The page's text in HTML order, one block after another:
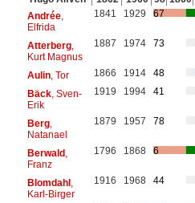
Andrée,
Elfrida
1841 1929 67
Atterberg,
Kurt Magnus
1887 1974 73
Aulin, Tor 1866 1914
48
Bäck, Sven-
Erik
1919 1994 41
Berg,
Natanael
1879 1957 78
Berwald,
Franz
1796 1868 6
Blomdahl,
Karl-Birger
1916 1968 44